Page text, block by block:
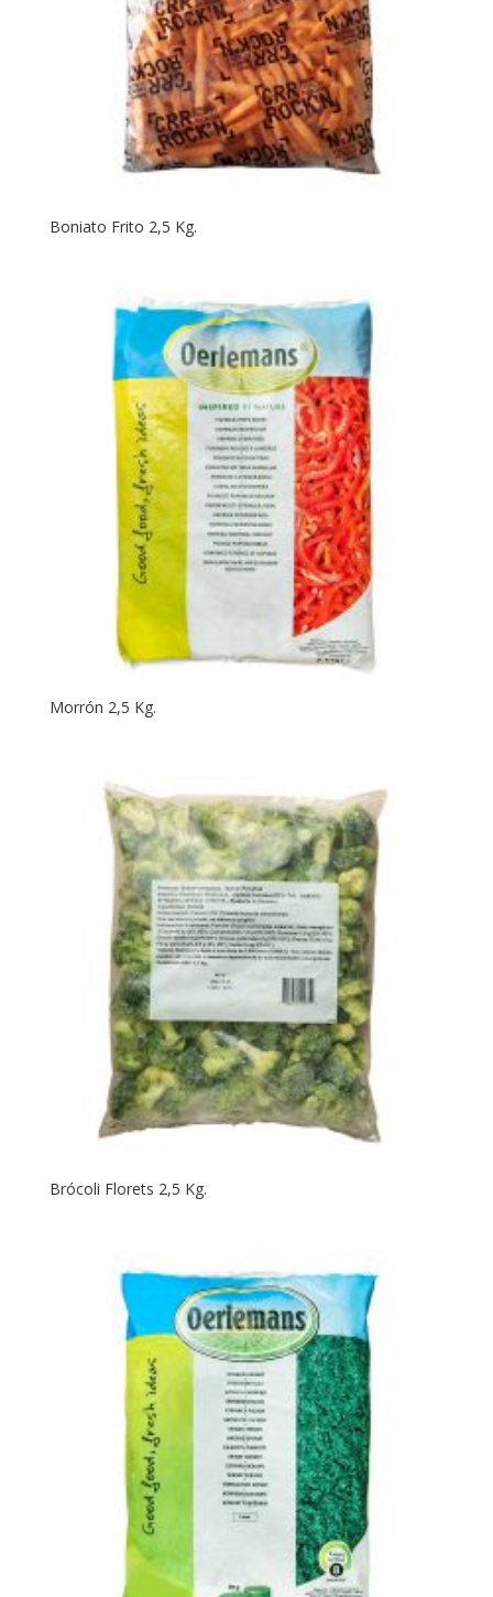
Boniato Frito 2,5 Kg.
Morrón 2,5 Kg.
Brócoli Florets 2,5 Kg.